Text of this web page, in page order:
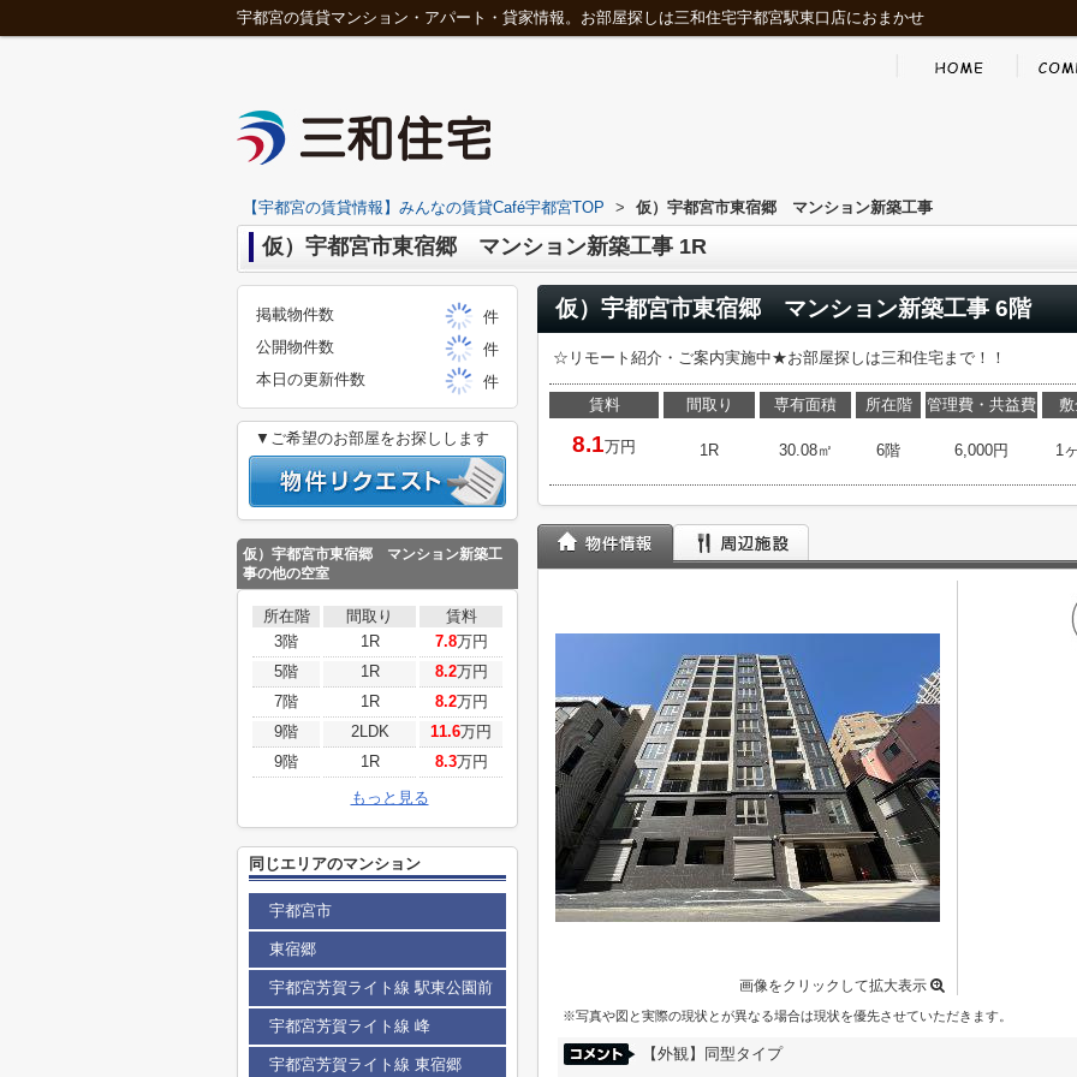
宇都宮の賃貸マンション・アパート・貸家情報。お部屋探しは三和住宅宇都宮駅東口店におまかせ
【宇都宮の賃貸情報】みんなの賃貸Café宇都宮TOP > 仮）宇都宮市東宿郷 マンション新築工事
仮）宇都宮市東宿郷 マンション新築工事 1R
仮）宇都宮市東宿郷 マンション新築工事 6階
☆リモート紹介・ご案内実施中★お部屋探しは三和住宅まで！！
賃料
8.1万円
間取り
1R
専有面積
30.08㎡
所在階
6階
管理費・共益費
6,000円 1
画像をクリックして拡大表示
※写真や図と実際の現状とが異なる場合は現状を優先させていただきます。
【外観】同型タイプ
掲載物件数
件
公開物件数
件
本日の更新件数
件
▼ご希望のお部屋をお探しします
仮）宇都宮市東宿郷 マンション新築工
事の他の空室
所在階 間取り
賃料
3階
1R 7.8万円
5階
1R 8.2万円
7階
1R 8.2万円
9階
2LDK 11.6万円
9階
1R 8.3万円
もっと見る
同じエリアのマンション
宇都宮市
東宿郷
宇都宮芳賀ライト線 駅東公園前
宇都宮芳賀ライト線 峰
宇都宮芳賀ライト線 東宿郷